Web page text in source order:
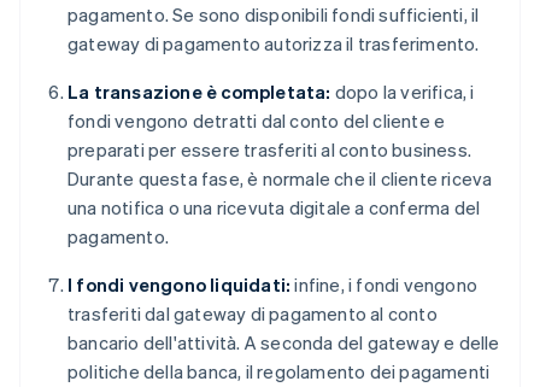
pagamento. Se sono disponibili fondi sufficienti, il
gateway di pagamento autorizza il trasferimento.
La transazione è completata: dopo la verifica, i
fondi vengono detratti dal conto del cliente e
preparati per essere trasferiti al conto business.
Durante questa fase, è normale che il cliente riceva
una notifica o una ricevuta digitale a conferma del
pagamento.
I fondi vengono liquidati: infine, i fondi vengono
trasferiti dal gateway di pagamento al conto
bancario dell'attività. A seconda del gateway e delle
politiche della banca, il regolamento dei pagamenti